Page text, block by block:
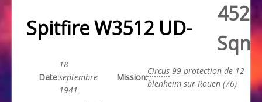
Spitfire W3512 UD-
452
Sqn
Date:
18
septembre
1941
Mission:
Circus 99 protection de 12
blenheim sur Rouen (76)